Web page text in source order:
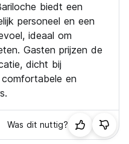
biedt een
personeel en een
ideaal om
Gasten prijzen de
dicht bij
en
Was dit nuttig?